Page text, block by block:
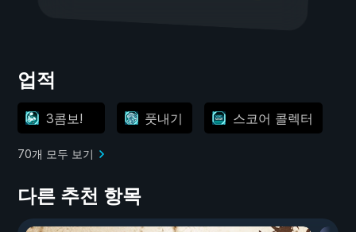
업적
3콤보! 풋내기 스코어 콜렉터
70개 모두 보기
다른 추천 항목